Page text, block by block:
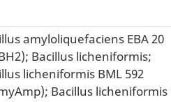
amyloliquefaciens EBA 20
Bacillus licheniformis;
licheniformis BML 592
Bacillus licheniformis